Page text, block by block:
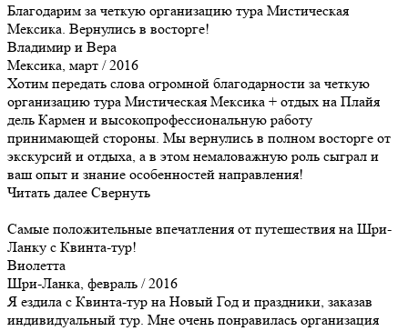
Благодарим за четкую организацию тура Мистическая
Мексика. Вернулись в восторге!
Владимир и Вера
Мексика, март / 2016
Хотим передать слова огромной благодарности за четкую
организацию тура Мистическая Мексика + отдых на Плайя
дель Кармен и высокопрофессиональную работу
принимающей стороны. Мы вернулись в полном восторге от
экскурсий и отдыха, а в этом немаловажную роль сыграл и
ваш опыт и знание особенностей направления!
Читать далее Свернуть
Самые положительные впечатления от путешествия на Шри-
Ланку с Квинта-тур!
Виолетта
Шри-Ланка, февраль / 2016
Я ездила с Квинта-тур на Новый Год и праздники, заказав
индивидуальный тур. Мне очень понравилась организация